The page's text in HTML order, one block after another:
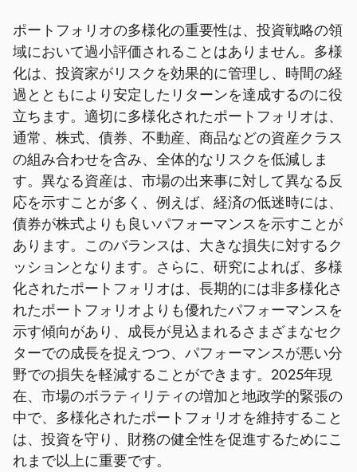
ポートフォリオの多様化の重要性は、投資戦略の領
域において過小評価されることはありません。多様
化は、投資家がリスクを効果的に管理し、時間の経
過とともにより安定したリターンを達成するのに役
立ちます。適切に多様化されたポートフォリオは、
通常、株式、債券、不動産、商品などの資産クラス
の組み合わせを含み、全体的なリスクを低減しま
す。異なる資産は、市場の出来事に対して異なる反
応を示すことが多く、例えば、経済の低迷時には、
債券が株式よりも良いパフォーマンスを示すことが
あります。このバランスは、大きな損失に対するク
ッションとなります。さらに、研究によれば、多様
化されたポートフォリオは、長期的には非多様化さ
れたポートフォリオよりも優れたパフォーマンスを
示す傾向があり、成長が見込まれるさまざまなセク
ターでの成長を捉えつつ、パフォーマンスが悪い分
野での損失を軽減することができます。2025年現
在、市場のボラティリティの増加と地政学的緊張の
中で、多様化されたポートフォリオを維持すること
は、投資を守り、財務の健全性を促進するためにこ
れまで以上に重要です。